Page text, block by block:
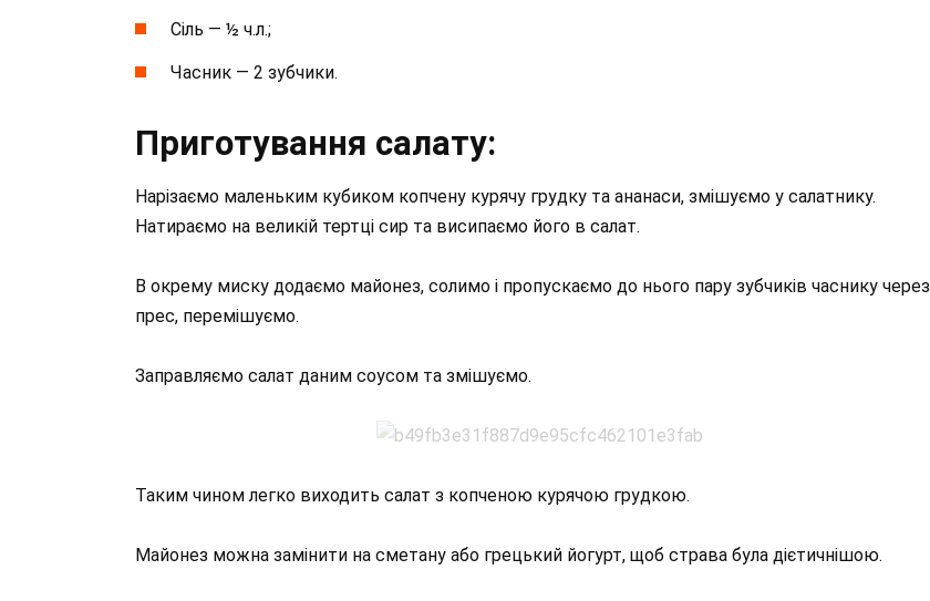
Сіль — ½ ч.л.;
Часник — 2 зубчики.
Приготування салату:
Нарізаємо маленьким кубиком копчену курячу грудку та ананаси, змішуємо у салатнику.
Натираємо на великій тертці сир та висипаємо його в салат.
В окрему миску додаємо майонез, солимо і пропускаємо до нього пару зубчиків часнику через
прес, перемішуємо.
Заправляємо салат даним соусом та змішуємо.
Таким чином легко виходить салат з копченою курячою грудкою.
Майонез можна замінити на сметану або грецький йогурт, щоб страва була дієтичнішою.